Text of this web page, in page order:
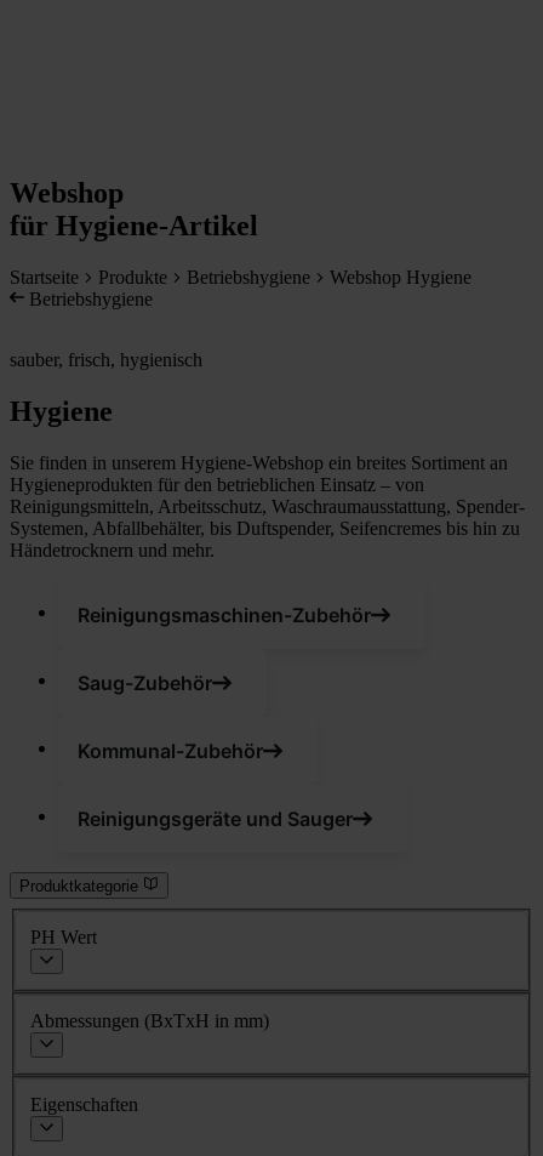
Webshop
für Hygiene-Artikel
Startseite Produkte Betriebshygiene
Webshop Hygiene
Betriebshygiene
sauber, frisch, hygienisch
Hygiene
Sie finden in unserem Hygiene-Webshop ein breites Sortiment an
Hygieneprodukten für den betrieblichen Einsatz – von
Reinigungsmitteln, Arbeitsschutz, Waschraumausstattung, Spender-
Systemen, Abfallbehälter, bis Duftspender, Seifencremes bis hin zu
Händetrocknern und mehr.
Reinigungsmaschinen-Zubehör
Saug-Zubehör
Kommunal-Zubehör
Reinigungsgeräte und Sauger
Produktkategorie
PH Wert
Abmessungen (BxTxH in mm)
Eigenschaften